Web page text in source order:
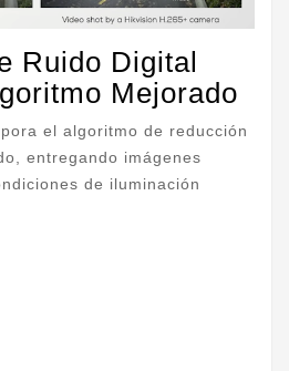
Ruido Digital
Mejorado
el algoritmo de reducción
entregando imágenes
de iluminación